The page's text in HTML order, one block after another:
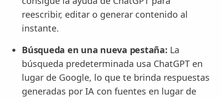
reescribir, editar o generar contenido al
instante.
Búsqueda en una nueva pestaña: La
búsqueda predeterminada usa ChatGPT en
lugar de Google, lo que te brinda respuestas
generadas por IA con fuentes en lugar de